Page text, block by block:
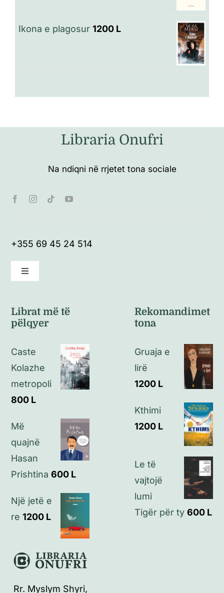
Ikona e plagosur 1200 L
Libraria Onufri
Na ndiqni në rrjetet tona sociale
+355 69 45 24 514
Toggle
Politikat e kthimeve
Politikat e privatësisë
Librat më të
pëlqyer
Caste
Kolazhe
metropoli
800 L
Më
quajnë
Hasan
Prishtina 600 L
Një jetë e
re 1200 L
Rekomandimet
tona
Gruaja e
lirë
1200 L
Kthimi
1200 L
Le të
vajtojë
lumi
Tigër për ty 600 L
Rr. Myslym Shyri,